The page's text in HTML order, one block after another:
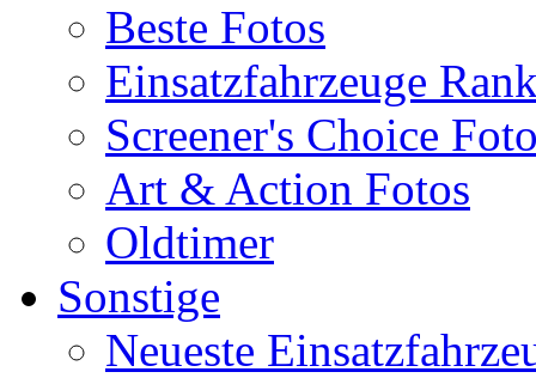
Beste Fotos
Einsatzfahrzeuge
Screener's Choice
Art & Action Fotos
Oldtimer
Sonstige
Neueste